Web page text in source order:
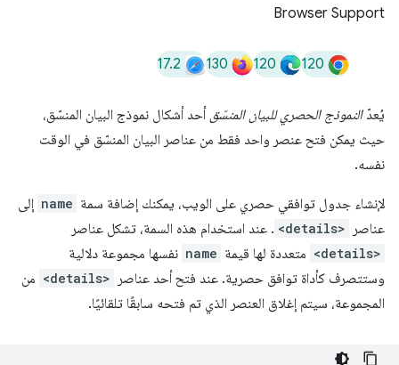
Browser Support
120
120
130
17.2
يُعدّالنموذج الحصري للبيان المنسّق أحد أشكال نموذج البيان المنسّق،
حيث يمكن فتح عنصر واحد فقط من عناصر البيان المنسّق في الوقت
نفسه.
لإنشاء جدول توافقي حصري على الويب، يمكنك إضافة سمة name إلى
عناصر
<details> . عند استخدام هذه السمة، تشكل عناصر
<details> متعددة لها قيمة name نفسها مجموعة دلالية
وستتصرف كأداة توافق حصرية. عند فتح أحد عناصر
<details> من
المجموعة، سيتم إغلاق العنصر الذي تم فتحه سابقًا تلقائيًا.